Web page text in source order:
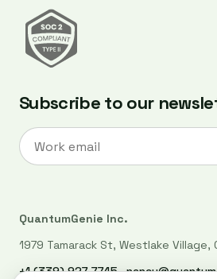
Subscribe to our
QuantumGenie Inc.
1979 Tamarack St, Westlake Village,
+1 (339) 927-7745·